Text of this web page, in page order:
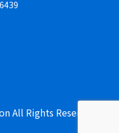
All Rights Reserved.